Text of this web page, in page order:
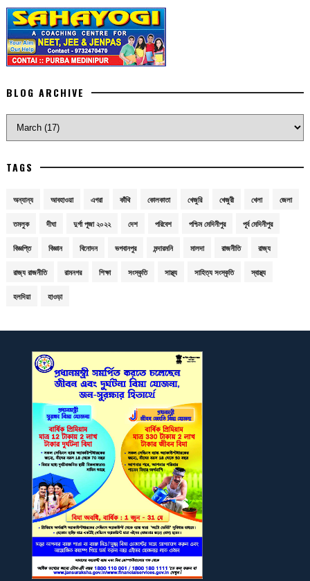
BLOG ARCHIVE
TAGS
অন্যান্য আবহাওয়া এগরা কাঁথি কোলকাতা খেজুরি খেজুরী খেলা জেলা
তমলুক দীঘা দুর্গা পূজা ২০২২ দেশ পরিবেশ পশ্চিম মেদিনীপুর পূর্ব মেদিনীপুর
বিজ্ঞপ্তি বিজ্ঞান বিনোদন ভগবানপুর মন্দারমনি মালদা রাজনীতি রাজ্য
রাজ্য রাজনীতি রামনগর শিক্ষা সংস্কৃতি সাস্থ্য সাহিত্য সংস্কৃতি স্বাস্থ্য
হলদিয়া হাওড়া